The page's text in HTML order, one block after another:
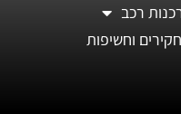
רכב
וחשיפות